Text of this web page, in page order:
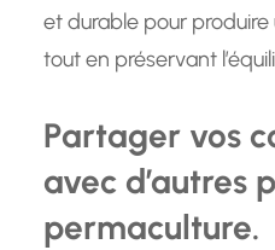
et durable pour
tout en préservant
Partager vos
avec d’autres
permaculture.